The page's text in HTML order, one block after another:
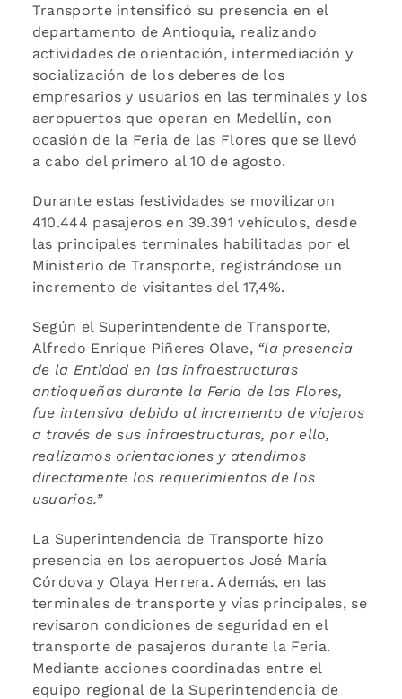
Transporte intensificó su presencia en el
departamento de Antioquia, realizando
actividades de orientación, intermediación y
socialización de los deberes de los
empresarios y usuarios en las terminales y los
aeropuertos que operan en Medellín, con
ocasión de la Feria de las Flores que se llevó
a cabo del primero al 10 de agosto.
Durante estas festividades se movilizaron
410.444 pasajeros en 39.391 vehículos, desde
las principales terminales habilitadas por el
Ministerio de Transporte, registrándose un
incremento de visitantes del 17,4%.
Según el Superintendente de Transporte,
Alfredo Enrique Piñeres Olave, “la presencia
de la Entidad en las infraestructuras
antioqueñas durante la Feria de las Flores,
fue intensiva debido al incremento de viajeros
a través de sus infraestructuras, por ello,
realizamos orientaciones y atendimos
directamente los requerimientos de los
usuarios.”
La Superintendencia de Transporte hizo
presencia en los aeropuertos José María
Córdova y Olaya Herrera. Además, en las
terminales de transporte y vías principales, se
revisaron condiciones de seguridad en el
transporte de pasajeros durante la Feria.
Mediante acciones coordinadas entre el
equipo regional de la Superintendencia de